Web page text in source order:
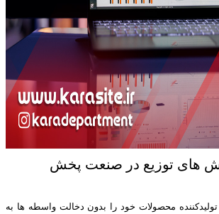
های توزیع در صنعت پخش
تولیدکننده محصولات خود را بدون دخالت واسطه ها به